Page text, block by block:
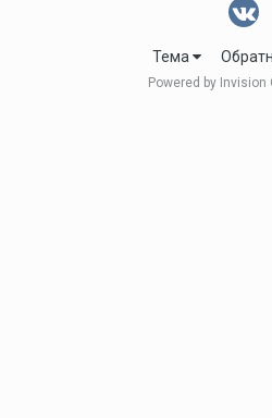
Тема
Powered by